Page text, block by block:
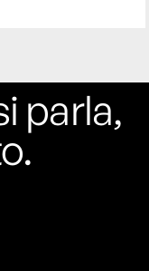
parla,